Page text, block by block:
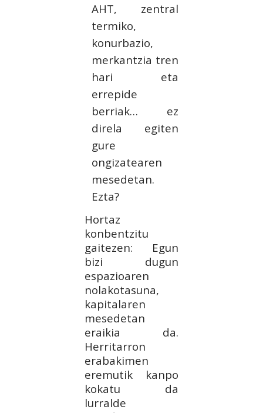
AHT, zentral
termiko,
konurbazio,
merkantzia tren
hari eta
errepide
berriak… ez
direla egiten
gure
ongizatearen
mesedetan.
Ezta?
Hortaz
konbentzitu
gaitezen: Egun
bizi dugun
espazioaren
nolakotasuna,
kapitalaren
mesedetan
eraikia da.
Herritarron
erabakimen
eremutik kanpo
kokatu da
lurralde